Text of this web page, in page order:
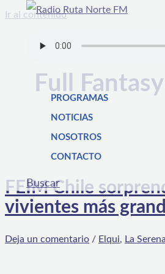
Ir al contenido
PROGRAMAS
NOTICIAS
NOSOTROS
CONTACTO
Buscar
Full Fantasy
FEIM Chile
vivientes más
Deja un comentario / Elqui, La Serena